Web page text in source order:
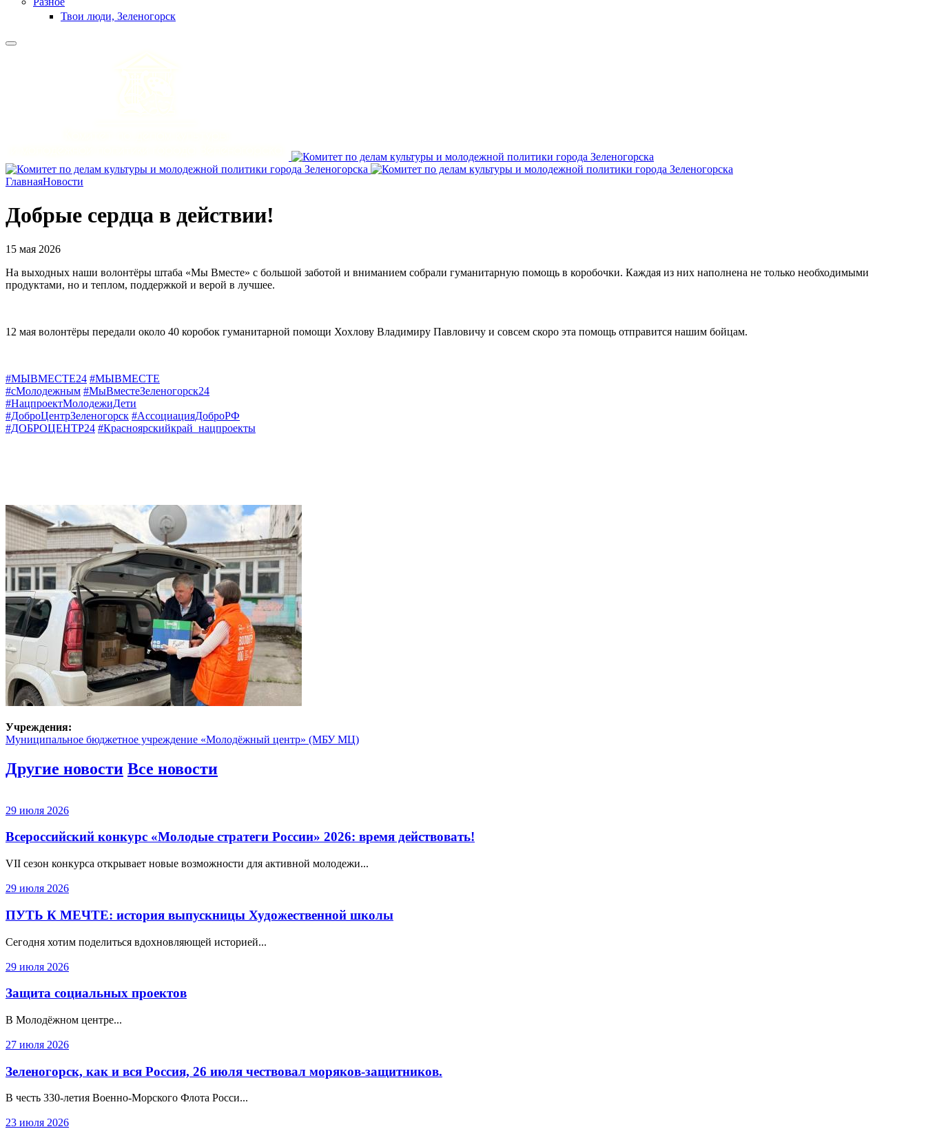
Твои люди, Зеленогорск
ГлавнаяНовости
Добрые сердца в действии!
15 мая 2026
На выходных наши волонтёры штаба «Мы Вместе» с большой заботой и вниманием собрали гуманитарную помощь в коробочки. Каждая из них наполнена не только необходимыми
продуктами, но и теплом, поддержкой и верой в лучшее.
12 мая волонтёры передали около 40 коробок гуманитарной помощи Хохлову Владимиру Павловичу и совсем скоро эта помощь отправится нашим бойцам.
#МЫВМЕСТЕ24 #МЫВМЕСТЕ
#сМолодежным #МыВместеЗеленогорск24
#НацпроектМолодежиДети
#ДоброЦентрЗеленогорск #АссоциацияДоброРФ
#ДОБРОЦЕНТР24 #Красноярскийкрай_нацпроекты
Учреждения:
Муниципальное бюджетное учреждение «Молодёжный центр» (МБУ МЦ)
Другие новости Все новости
29 июля 2026
Всероссийский конкурс «Молодые стратеги России» 2026: время действовать!
VII сезон конкурса открывает новые возможности для активной молодежи...
29 июля 2026
ПУТЬ К МЕЧТЕ: история выпускницы Художественной школы
Сегодня хотим поделиться вдохновляющей историей...
29 июля 2026
Защита социальных проектов
В Молодёжном центре...
27 июля 2026
Зеленогорск, как и вся Россия, 26 июля чествовал моряков-защитников.
В честь 330‑летия Военно‑Морского Флота Росси...
23 июля 2026